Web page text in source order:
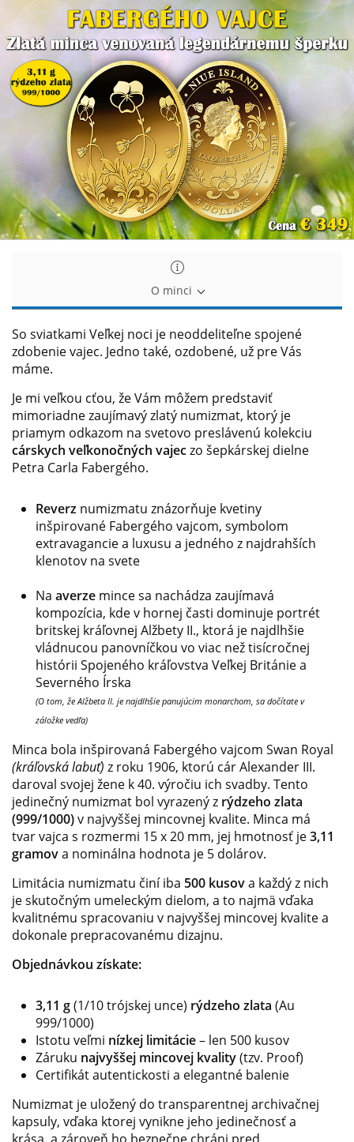
Fabergého
vajce
Fabergého
vajce
O minci
So sviatkami Veľkej noci je neoddeliteľne spojené
zdobenie vajec. Jedno také, ozdobené, už pre Vás
máme.
Je mi veľkou cťou, že Vám môžem predstaviť
mimoriadne zaujímavý zlatý numizmat, ktorý je
priamym odkazom na svetovo preslávenú kolekciu
cárskych veľkonočných vajeczo šepkárskej dielne
Petra Carla Fabergého.
Reverz numizmatu znázorňuje kvetiny
inšpirované Fabergého vajcom, symbolom
extravagancie a luxusu a jedného z najdrahších
klenotov na svete
Na averze mince sa nachádza zaujímavá
kompozícia, kde v hornej časti dominuje portrét
britskej kráľovnej Alžbety II., ktorá je najdlhšie
vládnucou panovníčkou vo viac než tisícročnej
histórii Spojeného kráľovstva Veľkej Británie a
Severného Írska
(O tom, že Alžbeta II. je najdlhšie panujúcim monarchom, sa dočítate v
záložke vedľa)
Minca bola inšpirovaná Fabergého vajcom Swan Royal
(kráľovská labuť) z roku 1906, ktorú cár Alexander III.
daroval svojej žene k 40. výročiu ich svadby. Tento
jedinečný numizmat bol vyrazený z rýdzeho zlata
(999/1000)v najvyššej mincovnej kvalite. Minca má
tvar vajca s rozmermi 15 x 20 mm, jej hmotnosť je3,11
gramova nominálna hodnota je 5 dolárov.
Limitácia numizmatu činí iba 500 kusova každý z nich
je skutočným umeleckým dielom, a to najmä vďaka
kvalitnému spracovaniu v najvyššej mincovej kvalite a
dokonale prepracovanému dizajnu.
Objednávkou získate:
3,11 g(1/10 trójskej unce) rýdzeho zlata (Au
999/1000)
Istotu veľmi nízkej limitácie– len 500 kusov
Záruku najvyššej mincovej kvality(tzv. Proof)
Certifikát autentickosti a elegantné balenie
Numizmat je uložený do transparentnej archivačnej
kapsuly, vďaka ktorej vynikne jeho jedinečnosť a